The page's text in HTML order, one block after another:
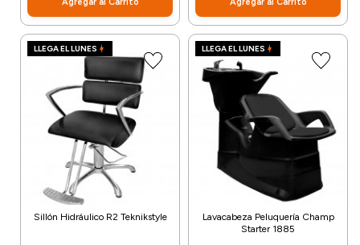
Agregar al Carrito Agregar al Carrito
LLEGA EL LUNES
Sillón Hidráulico R2 Teknikstyle
LLEGA EL LUNES
Lavacabeza Peluquería Champ
Starter 1885